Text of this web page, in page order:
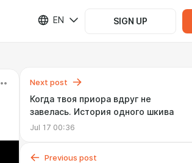
EN SIGN UP
Next post
Когда твоя приора вдруг не
завелась. История одного шкива
Jul 17 00:36
Previous post